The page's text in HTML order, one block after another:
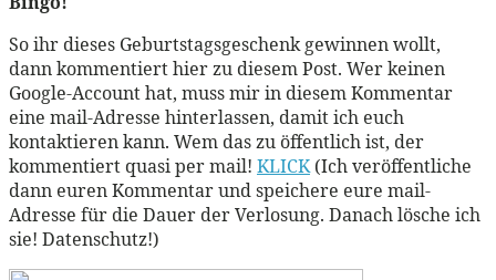
So ihr dieses Geburtstagsgeschenk gewinnen wollt,
dann kommentiert hier zu diesem Post. Wer keinen
Google-Account hat, muss mir in diesem Kommentar
eine mail-Adresse hinterlassen, damit ich euch
kontaktieren kann. Wem das zu öffentlich ist, der
kommentiert quasi per mail! KLICK(Ich veröffentliche
dann euren Kommentar und speichere eure mail-
Adresse für die Dauer der Verlosung. Danach lösche ich
sie! Datenschutz!)